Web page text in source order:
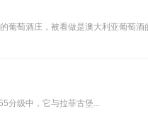
葡萄酒庄，被看做是澳大利亚葡萄酒
分级中，它与拉菲古堡...